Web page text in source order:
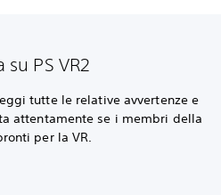
PS VR2
tutte le relative avvertenze e
attentamente se i membri della
per la VR.